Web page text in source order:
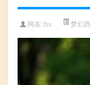
网友: lhx 梦幻